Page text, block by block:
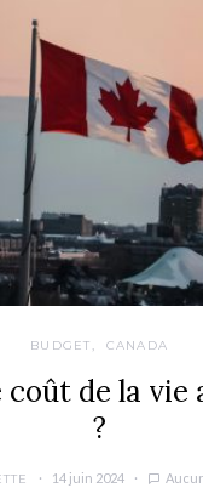
BUDGET CANADA
coût de la vie
?
14 juin 2024